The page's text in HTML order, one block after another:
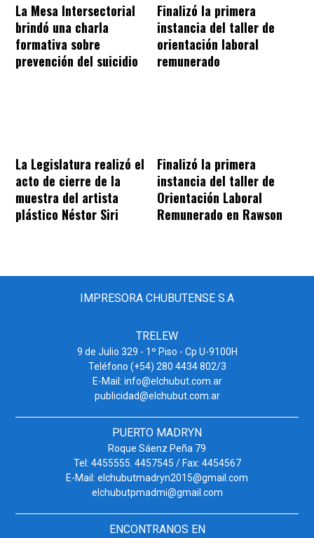
La Mesa Intersectorial
brindó una charla
formativa sobre
prevención del suicidio
Finalizó la primera
instancia del taller de
orientación laboral
remunerado
La Legislatura realizó el
acto de cierre de la
muestra del artista
plástico Néstor Siri
Finalizó la primera
instancia del taller de
Orientación Laboral
Remunerado en Rawson
IMPRESORA CHUBUTENSE S.A
TRELEW
9 de Julio 329 - 1º Piso - Cp U-9100H
Teléfono (+54) 280 4434 802/3
E-Mail: info@elchubut.com.ar
publicidad@elchubut.com.ar
PUERTO MADRYN
Roque Sáenz Peña 79
Tel: 4455555. 4457545 / Fax: 4454567
E-Mail: elchubutmadryn2015@gmail.com
elchubutpmadmi@gmail.com
ENCONTRANOS EN